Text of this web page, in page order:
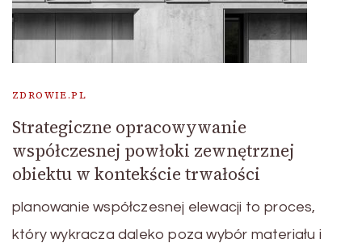
ZDROWIE.PL
Strategiczne opracowywanie
współczesnej powłoki zewnętrznej
obiektu w kontekście trwałości
planowanie współczesnej elewacji to proces,
który wykracza daleko poza wybór materiału i